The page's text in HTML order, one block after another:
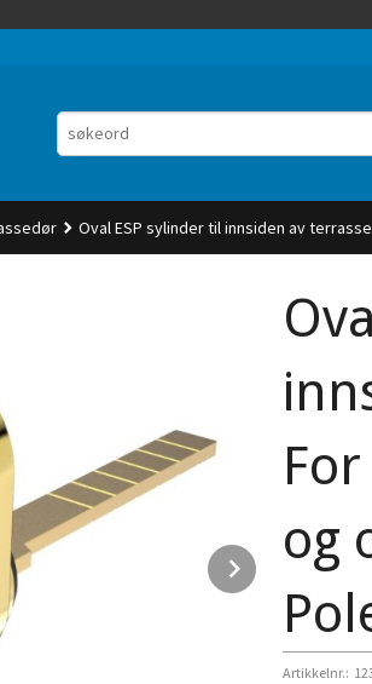
Oval ESP sylinder til innsiden av
Next
og
Artikkelnr.: